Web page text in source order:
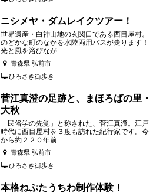
ニシメヤ・ダムレイクツアー！
世界遺産・白神山地の玄関口である西目屋村。
のどかな町のなかを水陸両用バスが走ります！
光と風を浴びなが
青森県 弘前市
ひろさき街歩き
菅江真澄の足跡と、まほろばの里・
大秋
「民俗学の先覚」と称された、菅江真澄。江戸
時代に西目屋村を３度も訪れた紀行家です。今
から約２２０年前
青森県 弘前市
ひろさき街歩き
本格ねぷたうちわ制作体験！